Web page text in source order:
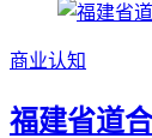
商业认知
福建省道